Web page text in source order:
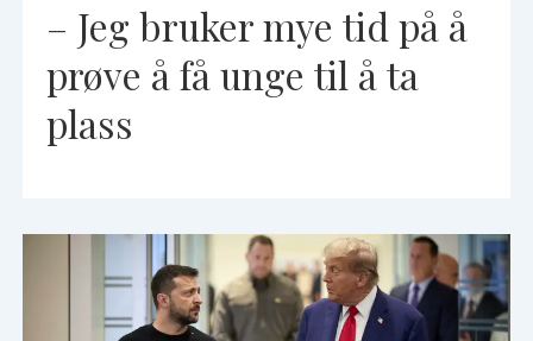
– Jeg bruker mye tid på å
prøve å få unge til å ta
plass